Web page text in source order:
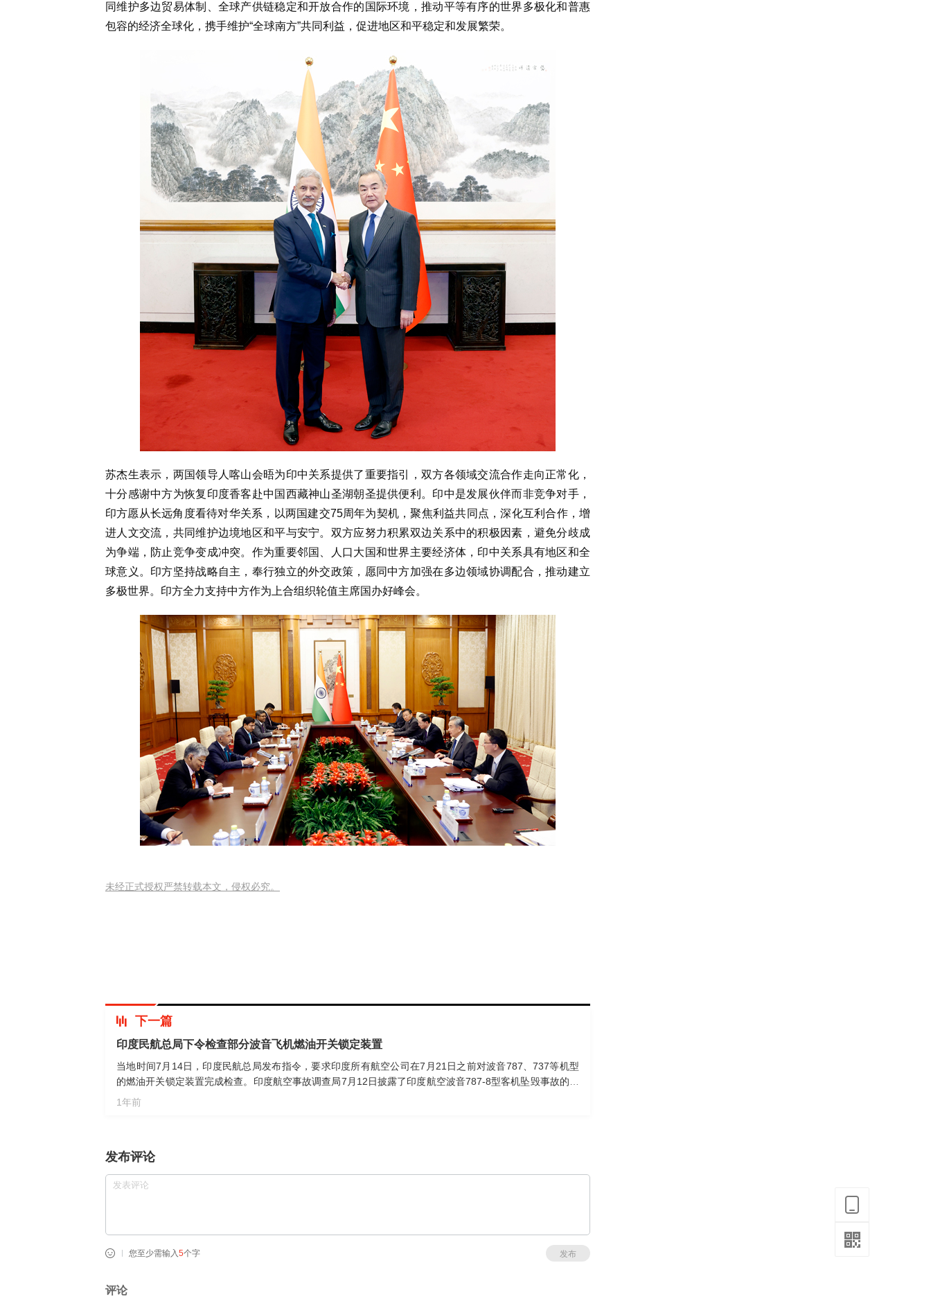
同维护多边贸易体制、全球产供链稳定和开放合作的国际环境，推动平等有序的世界多极化和普惠
包容的经济全球化，携手维护“全球南方”共同利益，促进地区和平稳定和发展繁荣。
苏杰生表示，两国领导人喀山会晤为印中关系提供了重要指引，双方各领域交流合作走向正常化，
十分感谢中方为恢复印度香客赴中国西藏神山圣湖朝圣提供便利。印中是发展伙伴而非竞争对手，
印方愿从长远角度看待对华关系，以两国建交75周年为契机，聚焦利益共同点，深化互利合作，增
进人文交流，共同维护边境地区和平与安宁。双方应努力积累双边关系中的积极因素，避免分歧成
为争端，防止竞争变成冲突。作为重要邻国、人口大国和世界主要经济体，印中关系具有地区和全
球意义。印方坚持战略自主，奉行独立的外交政策，愿同中方加强在多边领域协调配合，推动建立
多极世界。印方全力支持中方作为上合组织轮值主席国办好峰会。
未经正式授权严禁转载本文，侵权必究。
下一篇
印度民航总局下令检查部分波音飞机燃油开关锁定装置
当地时间7月14日，印度民航总局发布指令，要求印度所有航空公司在7月21日之前对波音787、737等机型
的燃油开关锁定装置完成检查。印度航空事故调查局7月12日披露了印度航空波音787-8型客机坠毁事故的初
步调查结果。报告显示，飞机起飞后数秒内，两台发动机的燃油开关几乎同步从“运行”位切换至“切断”位，导
1年前
发布评论
您至少需输入 5个字 发布
评论